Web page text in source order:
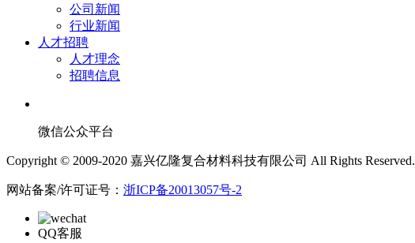
公司新闻
行业新闻
人才招聘
人才理念
招聘信息
微信公众平台
Copyright © 2009-2020 嘉兴亿隆复合材料科技有限公司 All Rights Reserved.
网站备案/许可证号： 浙ICP备20013057号-2
QQ客服